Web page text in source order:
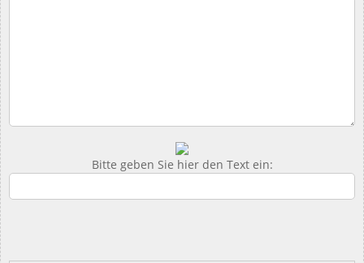
Bitte geben Sie hier den Text ein: